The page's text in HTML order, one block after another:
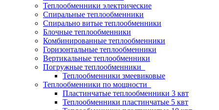
Теплообменники электрические
Спиральные теплообменники
Спирально витые теплообменники
Блочные теплообменники
Комбинированные теплообменники
Горизонтальные теплообменники
Вертикальные теплообменники
Погружные теплообменники
Теплообменники змеевиковые
Теплообменники по мощности
Пластинчатые теплообменники 3 квт
Теплообменники пластинчатые 5 квт